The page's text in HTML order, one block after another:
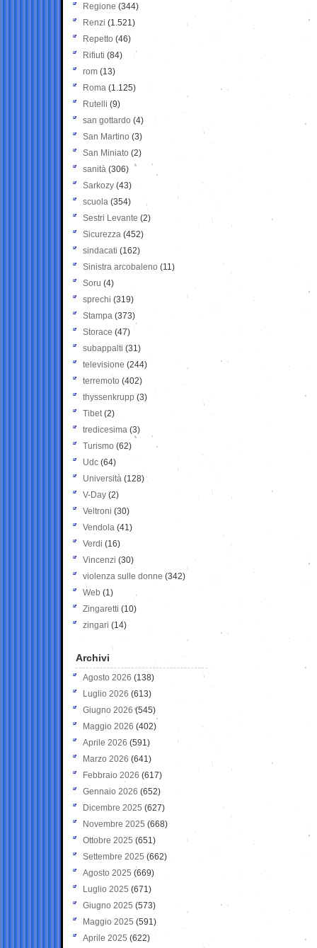
Regione (344)
Renzi (1.521)
Repetto (46)
Rifiuti (84)
rom (13)
Roma (1.125)
Rutelli (9)
san gottardo (4)
San Martino (3)
San Miniato (2)
sanità (306)
Sarkozy (43)
scuola (354)
Sestri Levante (2)
Sicurezza (452)
sindacati (162)
Sinistra arcobaleno (11)
Soru (4)
sprechi (319)
Stampa (373)
Storace (47)
subappalti (31)
televisione(244)
terremoto (402)
thyssenkrupp (3)
Tibet(2)
tredicesima (3)
Turismo (62)
Udc (64)
Università (128)
V-Day (2)
Veltroni (30)
Vendola (41)
Verdi (16)
Vincenzi (30)
violenza sulle donne (342)
Web (1)
Zingaretti (10)
zingari (14)
Archivi
Agosto 2026 (138)
Luglio 2026 (613)
Giugno 2026 (545)
Maggio 2026 (402)
Aprile 2026 (591)
Marzo 2026 (641)
Febbraio 2026 (617)
Gennaio 2026 (652)
Dicembre 2025 (627)
Novembre 2025 (668)
Ottobre 2025 (651)
Settembre 2025 (662)
Agosto 2025 (669)
Luglio 2025 (671)
Giugno 2025 (573)
Maggio 2025 (591)
Aprile 2025 (622)